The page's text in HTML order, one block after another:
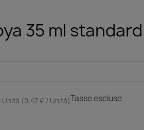
35 ml standard
(0,47 € / Unità)Tasse escluse